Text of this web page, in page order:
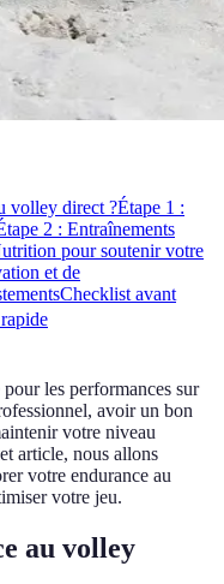
volley direct ?Étape 1 :
2 : Entraînements
pour soutenir votre
et de
Checklist avant
les performances sur
avoir un bon
votre niveau
article, nous allons
votre endurance au
votre jeu.
au volley